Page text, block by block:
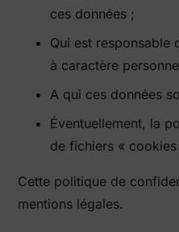
ces données ;
Qui est responsable
à caractère
A qui ces données
Éventuellement, la
de fichiers « cookies
Cette politique de
mentions légales.